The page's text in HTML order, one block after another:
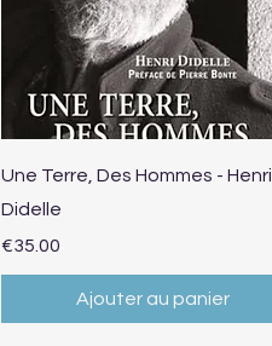
Aperçu rapide
Une Terre, Des Hommes - Henri
Didelle
Prix
€35.00
Ajouter au panier